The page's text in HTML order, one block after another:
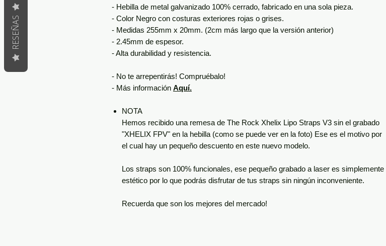
- Hebilla de metal galvanizado 100% cerrado, fabricado en una sola pieza.
- Color Negro con costuras exteriores rojas o grises.
- Medidas 255mm x 20mm. (2cm más largo que la versión anterior)
- 2.45mm de espesor.
- Alta durabilidad y resistencia.
- No te arrepentirás! Compruébalo!
- Más información Aquí.
NOTA
Hemos recibido una remesa de The Rock Xhelix Lipo Straps V3 sin el grabado
"XHELIX FPV" en la hebilla (como se puede ver en la foto) Ese es el motivo por
el cual hay un pequeño descuento en este nuevo modelo.
Los straps son 100% funcionales, ese pequeño grabado a laser es simplemente
estético por lo que podrás disfrutar de tus straps sin ningún inconveniente.
Recuerda que son los mejores del mercado!
RESEÑAS